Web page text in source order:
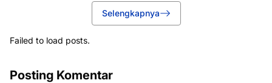
Selengkapnya
Failed to load posts.
Posting Komentar